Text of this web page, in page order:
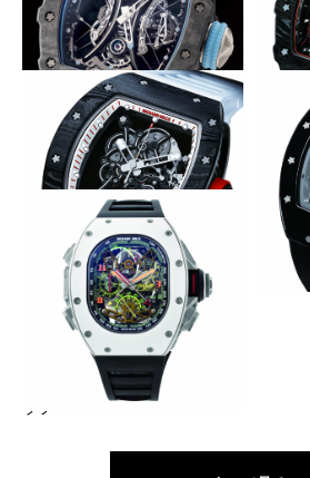
リシャール・ミルの真骨頂、軽くて
強い複雑時計
RICHARD MILLE
RM 53-01 トゥールビヨン パブ
ロ・マクドナウ
40gに
RM
ール
ド ク
軽くてタフな日本限定
RICHARD MILLE
RM 055 ジャパン・レッド
精悍な
RM
レーエ
華やぐ色のコンプリケーション
RICHARD MILLE
RM 50-02 ACJ トゥールビヨン
スプリットセコンド クロノグ
ラフ